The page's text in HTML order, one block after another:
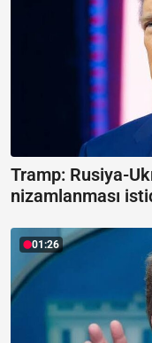
Tramp: Rusiya-
nizamlanması
01:26